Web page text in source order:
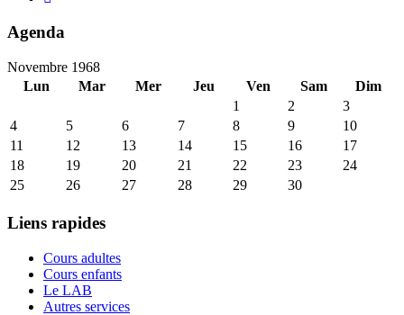
Agenda
Novembre 1968
Lun
Mar Mer Jeu Ven Sam
Dim
1
2
3
4
5 6 7 8 9
10
11
12 13 14 15 16
17
18
19 20 21 22 23
24
25
26 27 28 29 30
Liens rapides
Cours adultes
Cours enfants
Le LAB
Autres services